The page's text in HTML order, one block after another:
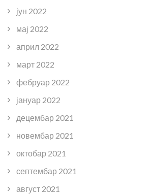
јун 2022
мај 2022
април 2022
март 2022
фебруар 2022
јануар 2022
децембар 2021
новембар 2021
октобар 2021
септембар 2021
август 2021